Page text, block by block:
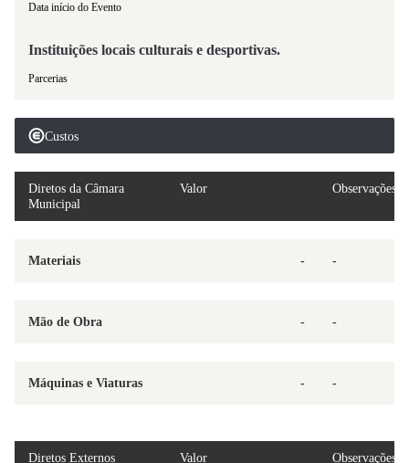
Data início do Evento
Instituições locais culturais e desportivas.
Parcerias
Custos
Diretos da Câmara
Municipal
Valor Observações
Materiais - -
Mão de Obra - -
Máquinas e Viaturas - -
Diretos Externos Valor Observações